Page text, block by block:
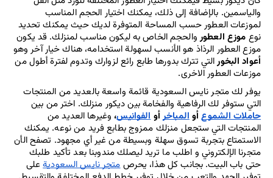
والياسمين. بالإضافة إلى ذلك، يمكنك اختيار الحجم المناسب
لموزعات العطور حسب المساحة المتوفرة لديك حيث يمكنك تحديد
نوع موزع العطور
والحجم الخاص به ليكون مناسب لمنزلك. قد يكون
موزع العطور الرذاذ هو الأنسب لسهولة استخدامه، هناك خيار آخر وهو
أعواد البخور
التي تترك بدورها طابع رائع لزوارك وتدوم لفترة أطول من
موزعات العطور الاخرى.
يوفر لك متجر نايس السعودية قائمة واسعة بالعديد من المنتجات
التي ستوفر لك الرفاهية والفخامة بين ديكور منزلك. اختر من بين
حاملات الشموع أو المباخر أو الفوانيس،
وغيرها العديد من
المنتجات التي ستجعل منزلك ممزوج بطابع فريد من نوعه. يمكنك
الاستمتاع بتجربة تسوق سهلة وبسيطة من غير أي مجهود. تصفح الأن
متجرنا الإلكتروني و اطلب ما تريد ليصلك مندوبنا بعد تأكيد طلبك
حتى باب البيت. بجانب كل هذا، يحرص متجر نايس السعودية
على